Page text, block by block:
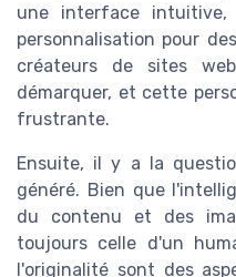
une interface intuitive,
personnalisation pour
créateurs de sites
démarquer, et cette
frustrante.
Ensuite, il y a la
généré. Bien que
du contenu et des
toujours celle d'un
l'originalité sont des